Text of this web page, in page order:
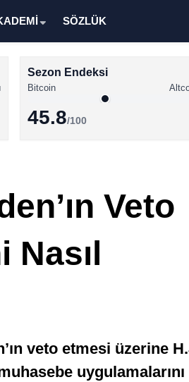
Altcoin
Stablecoin
SÖZLÜK
Sezon Endeksi
Bitcoin
45.8/100
Veto
Nasıl
veto etmesi üzerine
uygulamalarını